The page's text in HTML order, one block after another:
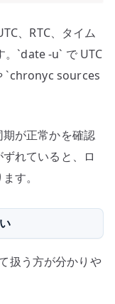
、RTC、タイム
。`date -u` で UTC
`chronyc sources
が正常かを確認
れていると、ロ
す。
扱う方が分かりや